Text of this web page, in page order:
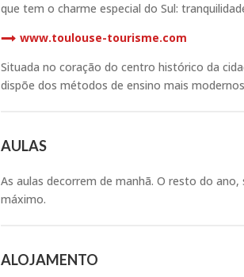
que tem o charme especial do Sul:
www.toulouse-tourisme.com
Situada no coração do centro histórico da
dispõe dos métodos de ensino mais
AULAS
As aulas decorrem de manhã. O resto do
máximo.
ALOJAMENTO